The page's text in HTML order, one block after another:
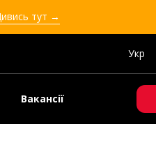
тут →
Укр
Вакансії